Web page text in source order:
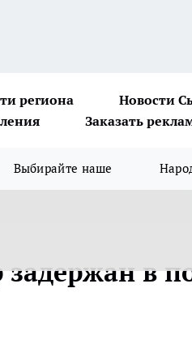
региона Новости
Заказать
Выбирайте наше
в